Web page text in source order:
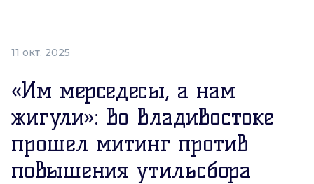
11 окт. 2025
«Им мерседесы, а нам
жигули»: во Владивостоке
прошел митинг против
повышения утильсбора